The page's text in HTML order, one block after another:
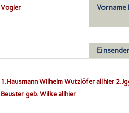
Vogler Vorname
1.Hausmann Wilhelm Wutzlöfer allhier
Beuster geb. Wilke allhier